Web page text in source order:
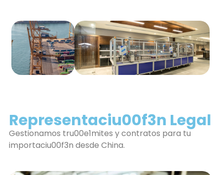
Representaciu00f3n Legal
Gestionamos tru00e1mites y contratos para tu
importaciu00f3n desde China.